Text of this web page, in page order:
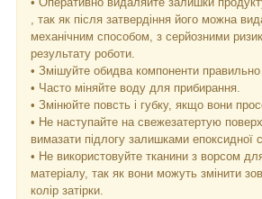
, так як після затвердіння його можна
механічним способом, з серйозними
результату роботи.
• Змішуйте обидва компоненти
• Часто міняйте воду для прибирання.
• Змінюйте повсть і губку, якщо вони
• Не наступайте на свежезатертую
вимазати підлогу залишками епоксидної
• Не використовуйте тканини з ворсом
матеріалу, так як вони можуть змінити
колір затірки.